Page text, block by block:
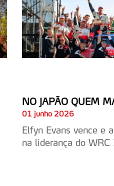
NO JAPÃO QUEM
01 junho 2026
Elfyn Evans vence e
na liderança do